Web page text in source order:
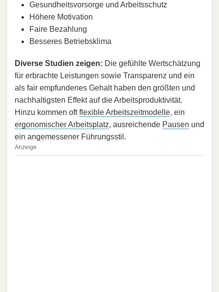
Gesundheitsvorsorge und Arbeitsschutz
Höhere Motivation
Faire Bezahlung
Besseres Betriebsklima
Diverse Studien zeigen: Die gefühlte Wertschätzung
für erbrachte Leistungen sowie Transparenz und ein
als fair empfundenes Gehalt haben den größten und
nachhaltigsten Effekt auf die Arbeitsproduktivität.
Hinzu kommen oftflexible Arbeitszeitmodelle, ein
ergonomischer Arbeitsplatz, ausreichende Pausen und
ein angemessener Führungsstil.
Anzeige